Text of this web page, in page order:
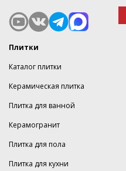
Плитки
Каталог плитки
Керамическая плитка
Плитка для ванной
Керамогранит
Плитка для пола
Плитка для кухни